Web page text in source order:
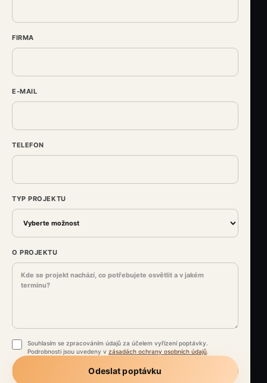
FIRMA
E-MAIL
TELEFON
TYP PROJEKTU
O PROJEKTU
Souhlasím se zpracováním údajů za účelem vyřízení poptávky.
Podrobnosti jsou uvedeny v zásadách ochrany osobních údajů.
Odeslat poptávku